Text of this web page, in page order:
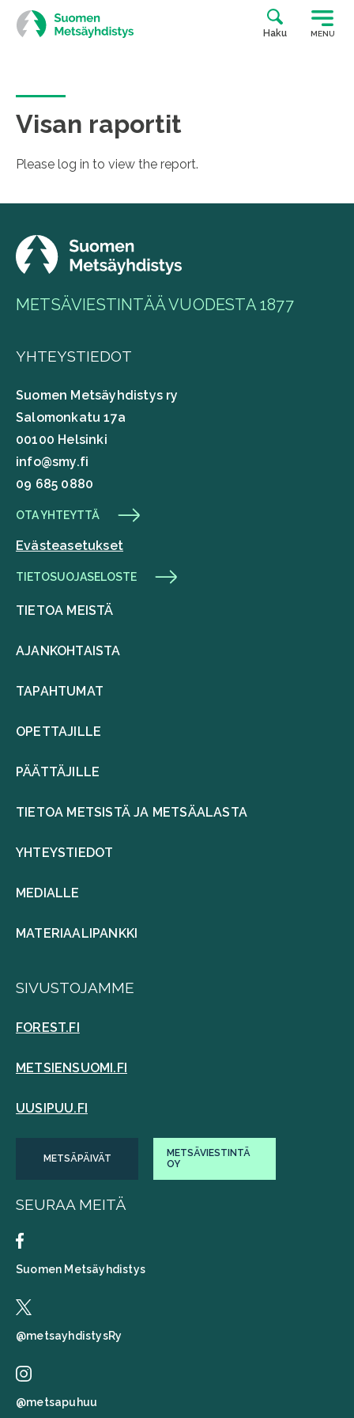
Siirry
suoraan
sisältöön
Haku MENU
Visan raportit
Please log in to view the report.
METSÄVIESTINTÄÄ VUODESTA 1877
YHTEYSTIEDOT
Suomen Metsäyhdistys ry
Salomonkatu 17a
00100 Helsinki
info@smy.fi
09 685 0880
OTA YHTEYTTÄ
Evästeasetukset
TIETOSUOJASELOSTE
TIETOA MEISTÄ
AJANKOHTAISTA
TAPAHTUMAT
OPETTAJILLE
PÄÄTTÄJILLE
TIETOA METSISTÄ JA METSÄALASTA
YHTEYSTIEDOT
MEDIALLE
MATERIAALIPANKKI
SIVUSTOJAMME
FOREST.FI
METSIENSUOMI.FI
UUSIPUU.FI
METSÄPÄIVÄT
METSÄVIESTINTÄ
OY
SEURAA MEITÄ
Suomen Metsäyhdistys
@metsayhdistysRy
@metsapuhuu